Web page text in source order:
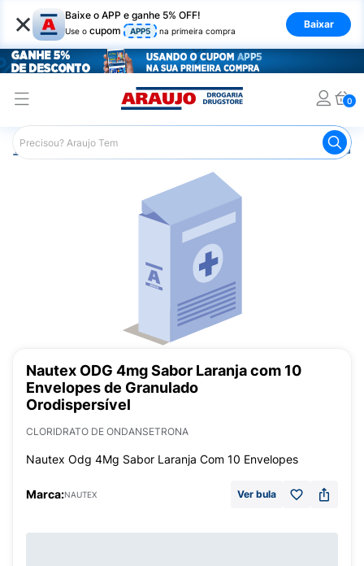
× Baixe o APP e ganhe 5% OFF!
Use o cupom APP5 na primeira compra
Baixar
0
Araujo Medicamentos Remédio para o Estômago e
Nautex ODG 4mg Sabor Laranja com 10
Envelopes de Granulado
Orodispersível
CLORIDRATO DE ONDANSETRONA
Nautex Odg 4Mg Sabor Laranja Com 10 Envelopes
Marca:NAUTEX Ver bula